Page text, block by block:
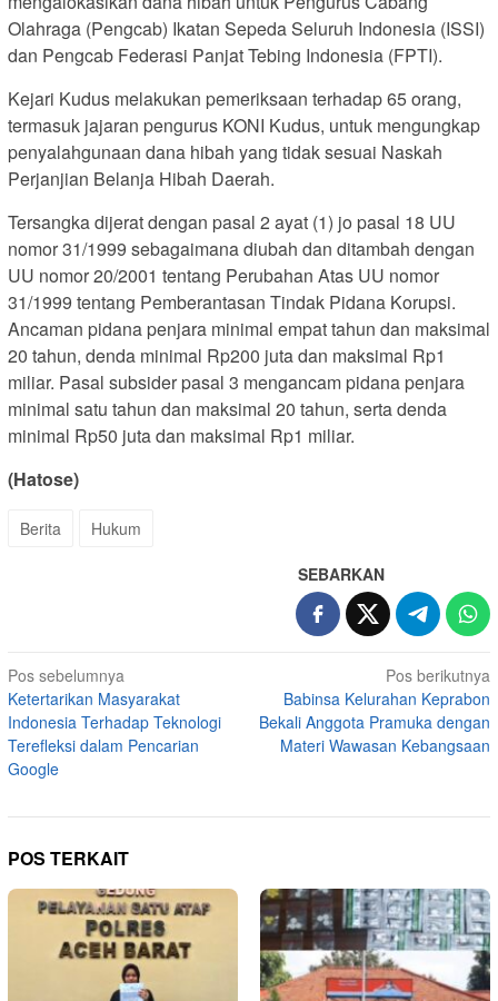
Olahraga (Pengcab) Ikatan Sepeda Seluruh Indonesia (ISSI)
dan Pengcab Federasi Panjat Tebing Indonesia (FPTI).
Kejari Kudus melakukan pemeriksaan terhadap 65 orang,
termasuk jajaran pengurus KONI Kudus, untuk mengungkap
penyalahgunaan dana hibah yang tidak sesuai Naskah
Perjanjian Belanja Hibah Daerah.
Tersangka dijerat dengan pasal 2 ayat (1) jo pasal 18 UU
nomor 31/1999 sebagaimana diubah dan ditambah dengan
UU nomor 20/2001 tentang Perubahan Atas UU nomor
31/1999 tentang Pemberantasan Tindak Pidana Korupsi.
Ancaman pidana penjara minimal empat tahun dan maksimal
20 tahun, denda minimal Rp200 juta dan maksimal Rp1
miliar. Pasal subsider pasal 3 mengancam pidana penjara
minimal satu tahun dan maksimal 20 tahun, serta denda
minimal Rp50 juta dan maksimal Rp1 miliar.
(Hatose)
Berita Hukum
SEBARKAN
Navigasi
pos
Pos sebelumnya
Ketertarikan Masyarakat
Indonesia Terhadap Teknologi
Terefleksi dalam Pencarian
Google
Pos berikutnya
Babinsa Kelurahan Keprabon
Bekali Anggota Pramuka dengan
Materi Wawasan Kebangsaan
POS TERKAIT